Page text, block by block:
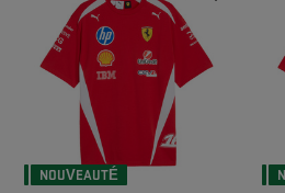
NOUVEAUTÉ